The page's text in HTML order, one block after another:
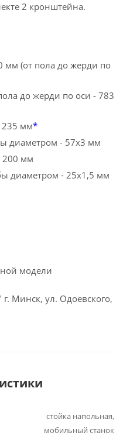
2 кронштейна.
мм (от пола до жерди по
до жерди по оси - 783
235 мм*
диаметром - 57х3 мм
200 мм
диаметром - 25х1,5 мм
модели
Минск, ул. Одоевского,
стойка напольная,
мобильный станок